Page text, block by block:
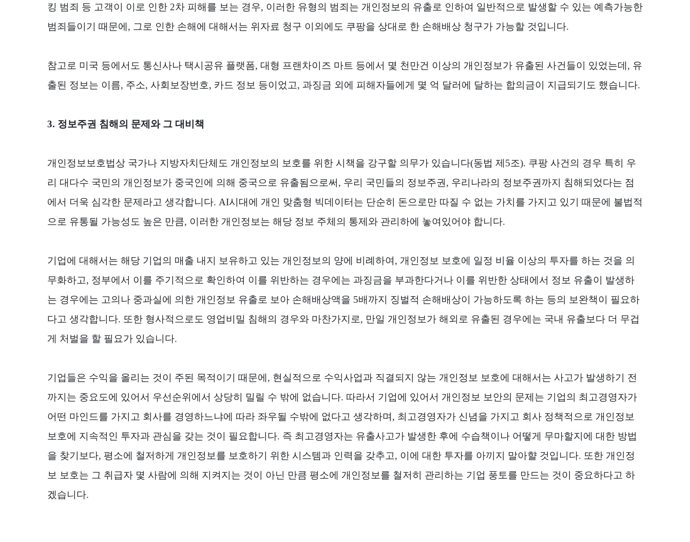
킹 범죄 등 고객이 이로 인한 2차 피해를 보는 경우, 이러한 유형의 범죄는 개인정보의 유출로 인하여 일반적으로 발생할 수 있는 예측가능한
범죄들이기 때문에 , 그로 인한 손해에 대해서는 위자료 청구 이외에도 쿠팡을 상대로 한 손해배상 청구가 가능할 것입니다.
참고로 미국 등에서도 통신사나 택시공유 플랫폼, 대형 프랜차이즈 마트 등에서 몇 천만건 이상의 개인정보가 유출된 사건들이 있었는데 , 유
출된 정보는 이름, 주소, 사회보장번호, 카드 정보 등이었고, 과징금 외에 피해자들에게 몇 억 달러에 달하는 합의금이 지급되기도 했습니다.
3. 정보주권 침해의 문제와 그 대비책
개인정보보호법상 국가나 지방자치단체도 개인정보의 보호를 위한 시책을 강구할 의무가 있습니다(동법 제 5조). 쿠팡 사건의 경우 특히 우
리 대다수 국민의 개인정보가 중국인에 의해 중국으로 유출됨으로써 , 우리 국민들의 정보주권 , 우리나라의 정보주권까지 침해되었다는 점
에서 더욱 심각한 문제라고 생각합니다. AI시대에 개인 맞춤형 빅데이터는 단순히 돈으로만 따질 수 없는 가치를 가지고 있기 때문에 불법적
으로 유통될 가능성도 높은 만큼, 이러한 개인정보는 해당 정보 주체의 통제와 관리하에 놓여있어야 합니다.
기업에 대해서는 해당 기업의 매출 내지 보유하고 있는 개인정보의 양에 비례하여 , 개인정보 보호에 일정 비율 이상의 투자를 하는 것을 의
무화하고, 정부에서 이를 주기적으로 확인하여 이를 위반하는 경우에는 과징금을 부과한다거나 이를 위반한 상태에서 정보 유출이 발생하
는 경우에는 고의나 중과실에 의한 개인정보 유출로 보아 손해배상액을 5배까지 징벌적 손해배상이 가능하도록 하는 등의 보완책이 필요하
다고 생각합니다. 또한 형사적으로도 영업비밀 침해의 경우와 마찬가지로, 만일 개인정보가 해외로 유출된 경우에는 국내 유출보다 더 무겁
게 처벌을 할 필요가 있습니다.
기업들은 수익을 올리는 것이 주된 목적이기 때문에 , 현실적으로 수익사업과 직결되지 않는 개인정보 보호에 대해서는 사고가 발생하기 전
까지는 중요도에 있어서 우선순위에서 상당히 밀릴 수 밖에 없습니다. 따라서 기업에 있어서 개인정보 보안의 문제는 기업의 최고경영자가
어떤 마인드를 가지고 회사를 경영하느냐에 따라 좌우될 수밖에 없다고 생각하며 , 최고경영자가 신념을 가지고 회사 정책적으로 개인정보
보호에 지속적인 투자과 관심을 갖는 것이 필요합니다. 즉 최고경영자는 유출사고가 발생한 후에 수습책이나 어떻게 무마할지에 대한 방법
을 찾기보다, 평소에 철저하게 개인정보를 보호하기 위한 시스템과 인력을 갖추고, 이에 대한 투자를 아끼지 말아햘 것입니다. 또한 개인정
보 보호는 그 취급자 몇 사람에 의해 지켜지는 것이 아닌 만큼 평소에 개인정보를 철저히 관리하는 기업 풍토를 만드는 것이 중요하다고 하
겠습니다.